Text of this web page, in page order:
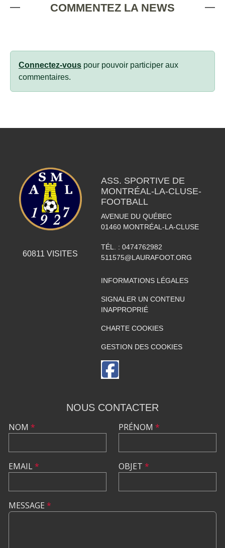
COMMENTEZ LA NEWS
Connectez-vous pour pouvoir participer aux
commentaires.
60811 VISITES
ASS. SPORTIVE DE
MONTRÉAL-LA-CLUSE-
FOOTBALL
AVENUE DU QUÉBEC
01460 MONTRÉAL-LA-CLUSE
TÉL. : 0474762982
511575@LAURAFOOT.ORG
INFORMATIONS LÉGALES
SIGNALER UN CONTENU
INAPPROPRIÉ
CHARTE COOKIES
GESTION DES COOKIES
NOUS CONTACTER
NOM *
EMAIL*
PRÉNOM *
OBJET *
MESSAGE *